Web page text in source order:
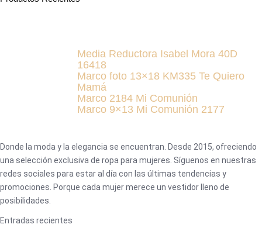
Media Reductora Isabel Mora 40D
16418
Marco foto 13×18 KM335 Te Quiero
Mamá
Marco 2184 Mi Comunión
Marco 9×13 Mi Comunión 2177
Donde la moda y la elegancia se encuentran. Desde 2015, ofreciendo
una selección exclusiva de ropa para mujeres. Síguenos en nuestras
redes sociales para estar al día con las últimas tendencias y
promociones. Porque cada mujer merece un vestidor lleno de
posibilidades.
Entradas recientes